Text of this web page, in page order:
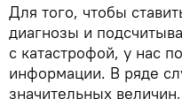
Для того, чтобы
диагнозы и
с катастрофой, у нас
информации. В ряде
значительных